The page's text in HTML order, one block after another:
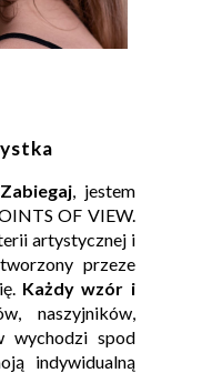
, jestem
OF VIEW.
artystycznej i
przeze
Każdy wzór i
naszyjników,
wychodzi spod
indywidualną